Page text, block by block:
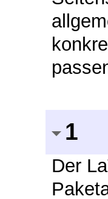
1
Der